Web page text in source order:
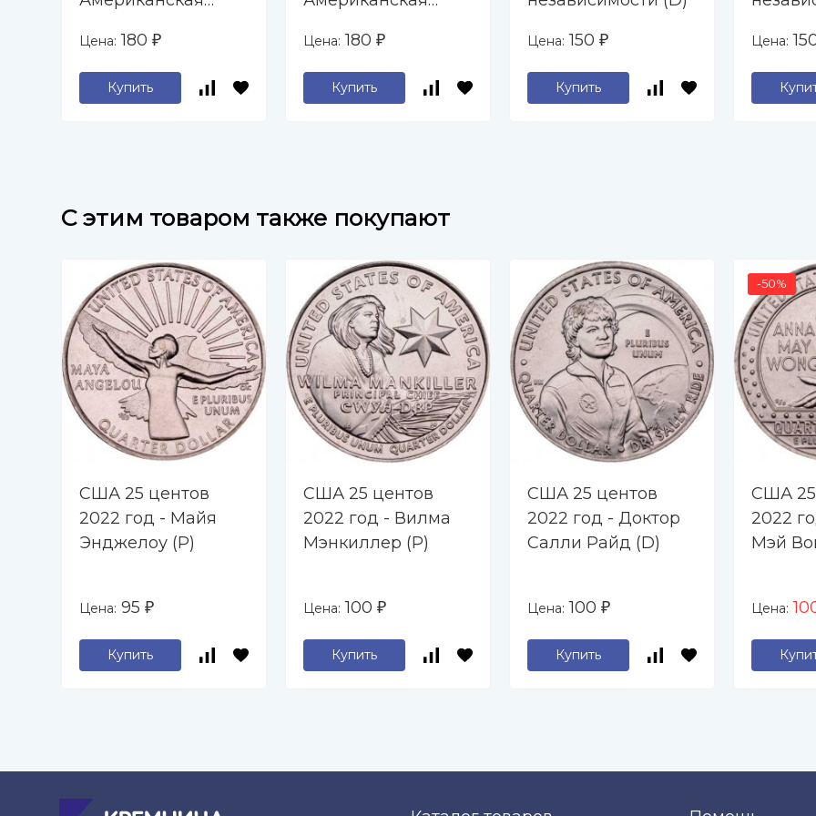
война (D)
Цена: 180 ₽
Купить
война (P)
Цена: 180 ₽
Купить
Цена: 150 ₽
Купить
Цена:
C этим товаром также покупают
США 25 центов
2022 год - Майя
Энджелоу (P)
Цена: 95 ₽
Купить
США 25 центов
2022 год - Вилма
Мэнкиллер (P)
Цена: 100 ₽
Купить
США 25 центов
2022 год - Доктор
Салли Райд (D)
Цена: 100 ₽
Купить
-50%
США 25
2022
Мэй
Цена: